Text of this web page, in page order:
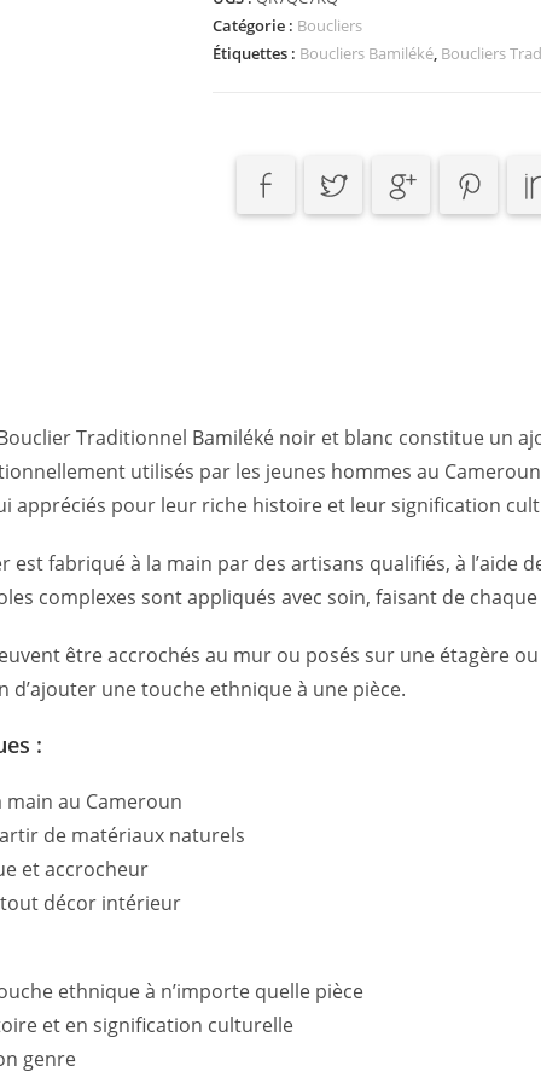
Bamiléké
Oval
Catégorie : Boucliers
Étiquettes : Boucliers Bamiléké, Boucliers
Traditionnel Bamiléké noir et blanc constitue un
utilisés par les jeunes hommes au
appréciés pour leur riche histoire et leur signification
est fabriqué à la main par des artisans qualifiés, à l’aide
complexes sont appliqués avec soin, faisant de
être accrochés au mur ou posés sur une étagère
d’ajouter une touche ethnique à une pièce.
:
main au Cameroun
de matériaux naturels
et accrocheur
décor intérieur
ethnique à n’importe quelle pièce
et en signification culturelle
genre